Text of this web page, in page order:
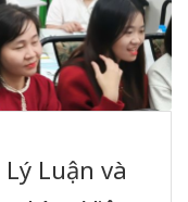
Luận và